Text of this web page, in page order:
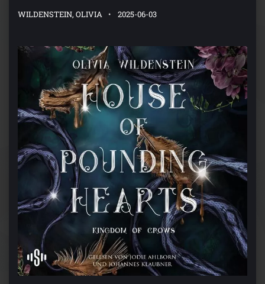
WILDENSTEIN, OLIVIA 2025-06-03